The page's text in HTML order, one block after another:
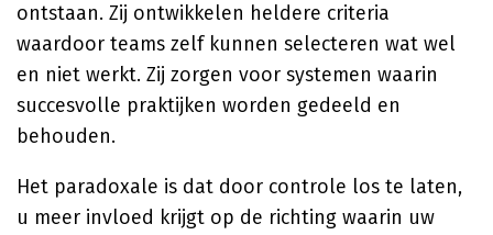
ontstaan. Zij ontwikkelen heldere criteria
waardoor teams zelf kunnen selecteren wat wel
en niet werkt. Zij zorgen voor systemen waarin
succesvolle praktijken worden gedeeld en
behouden.
Het paradoxale is dat door controle los te laten,
u meer invloed krijgt op de richting waarin uw